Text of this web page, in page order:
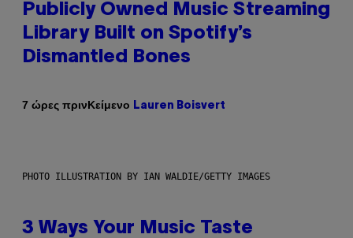
Publicly Owned Music Streaming
Library Built on Spotify’s
Dismantled Bones
7 ώρες πρινΚείμενο Lauren Boisvert
PHOTO ILLUSTRATION BY IAN WALDIE/GETTY IMAGES
3 Ways Your Music Taste